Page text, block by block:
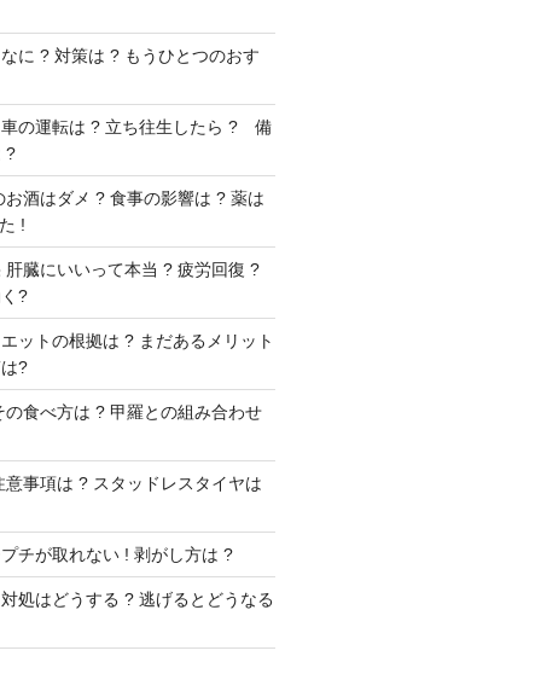
に ? 対策は ? もうひとつのおす
車の運転は ? 立ち往生したら ? 備
?
お酒はダメ ? 食事の影響は ? 薬は
!
肝臓にいいって本当 ? 疲労回復 ?
?
ットの根拠は ? まだあるメリット
?
の食べ方は ? 甲羅との組み合わせ
意事項は ? スタッドレスタイヤは
チが取れない ! 剥がし方は ?
処はどうする ? 逃げるとどうなる